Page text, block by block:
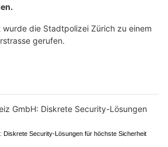
die Stadtpolizei Zürich zu einem
gerufen.
Diskrete Security-Lösungen für höchste Sicherheit